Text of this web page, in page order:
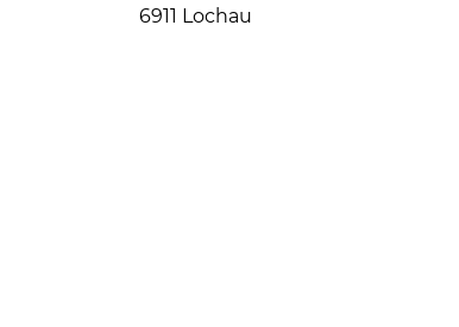
6911 Lochau